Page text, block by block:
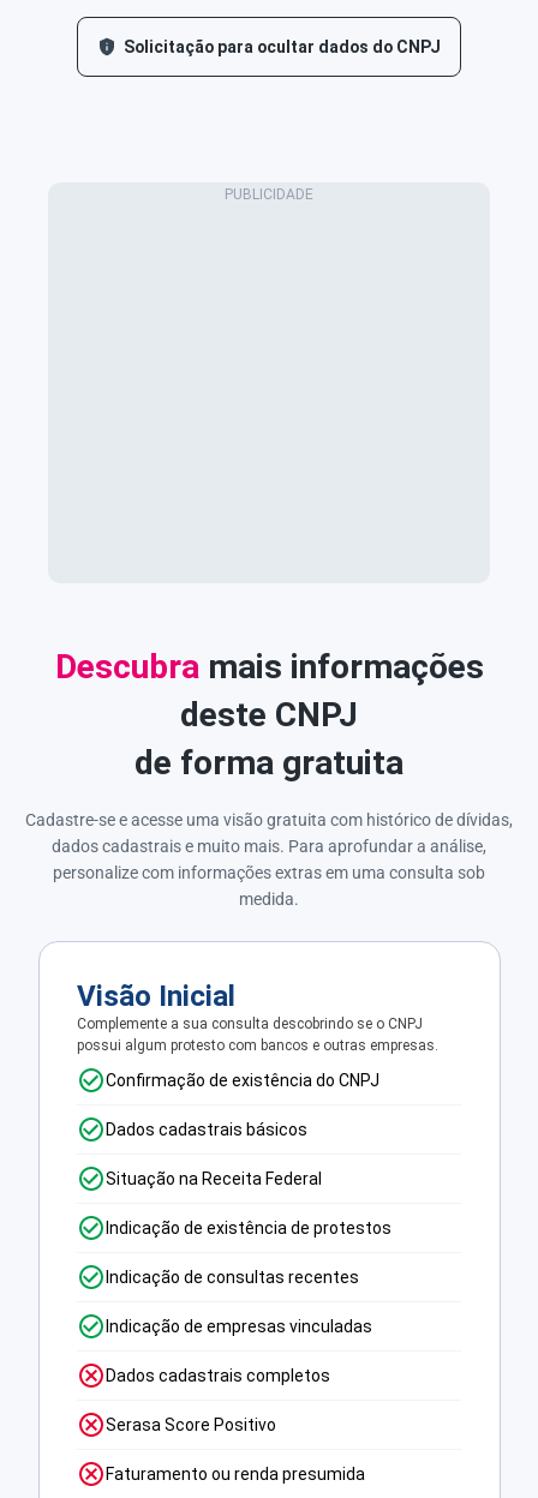
Solicitação para ocultar dados do CNPJ
Descubra mais informações
deste CNPJ
de forma gratuita
Cadastre-se e acesse uma visão gratuita com histórico de dívidas,
dados cadastrais e muito mais. Para aprofundar a análise,
personalize com informações extras em uma consulta sob
medida.
Visão Inicial
Complemente a sua consulta descobrindo se o CNPJ
possui algum protesto com bancos e outras empresas.
Confirmação de existência do CNPJ
Dados cadastrais básicos
Situação na Receita Federal
Indicação de existência de protestos
Indicação de consultas recentes
Indicação de empresas vinculadas
Dados cadastrais completos
Serasa Score Positivo
Faturamento ou renda presumida